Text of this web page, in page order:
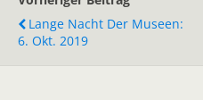
Lange Nacht Der Museen:
6. Okt. 2019